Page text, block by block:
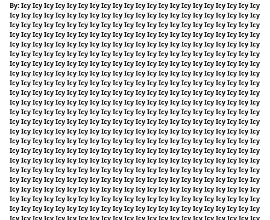
By: Icy Icy Icy Icy Icy Icy Icy Icy Icy Icy Icy Icy Icy Icy Icy Icy Icy Icy Icy Icy Icy
Icy Icy Icy Icy Icy Icy Icy Icy Icy Icy Icy Icy Icy Icy Icy Icy Icy Icy Icy Icy Icy Icy
Icy Icy Icy Icy Icy Icy Icy Icy Icy Icy Icy Icy Icy Icy Icy Icy Icy Icy Icy Icy Icy Icy
Icy Icy Icy Icy Icy Icy Icy Icy Icy Icy Icy Icy Icy Icy Icy Icy Icy Icy Icy Icy Icy Icy
Icy Icy Icy Icy Icy Icy Icy Icy Icy Icy Icy Icy Icy Icy Icy Icy Icy Icy Icy Icy Icy Icy
Icy Icy Icy Icy Icy Icy Icy Icy Icy Icy Icy Icy Icy Icy Icy Icy Icy Icy Icy Icy Icy Icy
Icy Icy Icy Icy Icy Icy Icy Icy Icy Icy Icy Icy Icy Icy Icy Icy Icy Icy Icy Icy Icy Icy
Icy Icy Icy Icy Icy Icy Icy Icy Icy Icy Icy Icy Icy Icy Icy Icy Icy Icy Icy Icy Icy Icy
Icy Icy Icy Icy Icy Icy Icy Icy Icy Icy Icy Icy Icy Icy Icy Icy Icy Icy Icy Icy Icy Icy
Icy Icy Icy Icy Icy Icy Icy Icy Icy Icy Icy Icy Icy Icy Icy Icy Icy Icy Icy Icy Icy Icy
Icy Icy Icy Icy Icy Icy Icy Icy Icy Icy Icy Icy Icy Icy Icy Icy Icy Icy Icy Icy Icy Icy
Icy Icy Icy Icy Icy Icy Icy Icy Icy Icy Icy Icy Icy Icy Icy Icy Icy Icy Icy Icy Icy Icy
Icy Icy Icy Icy Icy Icy Icy Icy Icy Icy Icy Icy Icy Icy Icy Icy Icy Icy Icy Icy Icy Icy
Icy Icy Icy Icy Icy Icy Icy Icy Icy Icy Icy Icy Icy Icy Icy Icy Icy Icy Icy Icy Icy Icy
Icy Icy Icy Icy Icy Icy Icy Icy Icy Icy Icy Icy Icy Icy Icy Icy Icy Icy Icy Icy Icy Icy
Icy Icy Icy Icy Icy Icy Icy Icy Icy Icy Icy Icy Icy Icy Icy Icy Icy Icy Icy Icy Icy Icy
Icy Icy Icy Icy Icy Icy Icy Icy Icy Icy Icy Icy Icy Icy Icy Icy Icy Icy Icy Icy Icy Icy
Icy Icy Icy Icy Icy Icy Icy Icy Icy Icy Icy Icy Icy Icy Icy Icy Icy Icy Icy Icy Icy Icy
Icy Icy Icy Icy Icy Icy Icy Icy Icy Icy Icy Icy Icy Icy Icy Icy Icy Icy Icy Icy Icy Icy
Icy Icy Icy Icy Icy Icy Icy Icy Icy Icy Icy Icy Icy Icy Icy Icy Icy Icy Icy Icy Icy Icy
Icy Icy Icy Icy Icy Icy Icy Icy Icy Icy Icy Icy Icy Icy Icy Icy Icy Icy Icy Icy Icy Icy
Icy Icy Icy Icy Icy Icy Icy Icy Icy Icy Icy Icy Icy Icy Icy Icy Icy Icy Icy Icy Icy Icy
Icy Icy Icy Icy Icy Icy Icy Icy Icy Icy Icy Icy Icy Icy Icy Icy Icy Icy Icy Icy Icy Icy